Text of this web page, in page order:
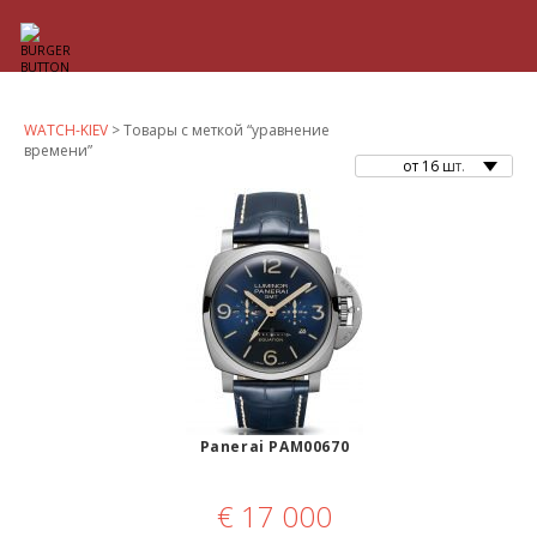
от 16 шт.
WATCH-KIEV > Товары с меткой “уравнение
времени”
Panerai PAM00670
€ 17 000